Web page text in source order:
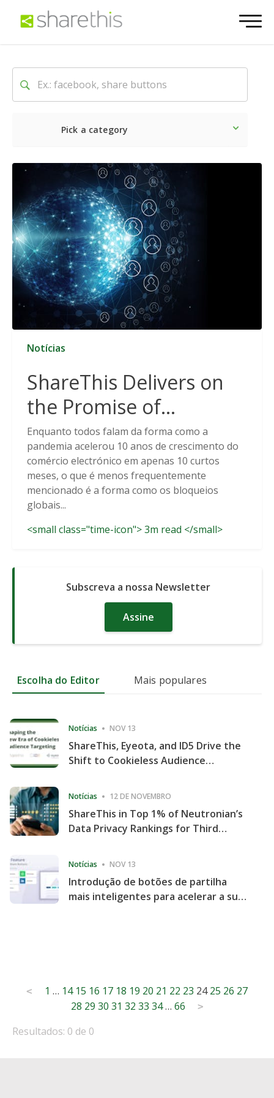
Pick a category
O mais recente Social
Notícias
ShareThis Delivers on
the Promise of
Cookieless Data
Solutions
Enquanto todos falam da forma como a
pandemia acelerou 10 anos de crescimento do
comércio electrónico em apenas 10 curtos
meses, o que é menos frequentemente
mencionado é a forma como os bloqueios
globais...
<small class="time-icon"> 3m read </small>
Subscreva a nossa Newsletter
Assine
Escolha do Editor Mais populares
Notícias NOV 13
ShareThis, Eyeota, and ID5 Drive the
Shift to Cookieless Audience
Notícias 12 DE NOVEMBRO
ShareThis in Top 1% of Neutronian’s
Data Privacy Rankings for Third
Notícias NOV 13
Introdução de botões de partilha
mais inteligentes para acelerar a sua
Posts
pagination
< 1 … 14 15 16 17 18 19 20 21 22 23 24 25 26 27
28 29 30 31 32 33 34 … 66 >
Resultados: 0 de 0